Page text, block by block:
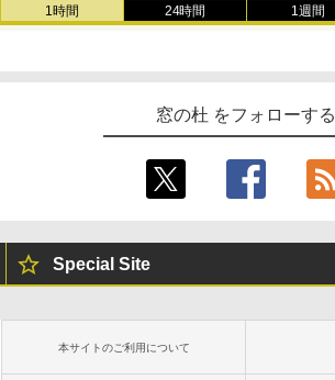
1時間 24時間 1週間
窓の杜 をフォローする
Special Site
本サイトのご利用について